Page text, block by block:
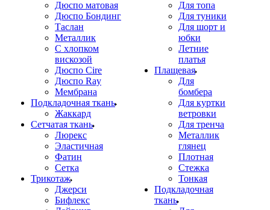
Дюспо матовая
Дюспо Бондинг
Таслан
Металлик
С хлопком
вискозой
Дюспо Cire
Дюспо Ray
Мембрана
Подкладочная ткань
Жаккард
Сетчатая ткань
Люрекс
Эластичная
Фатин
Сетка
Трикотаж
Джерси
Бифлекс
Для топа
Для туники
Для шорт и
юбки
Летние
платья
Плащевая
Для
бомбера
Для куртки
ветровки
Для тренча
Металлик
глянец
Плотная
Стежка
Тонкая
Подкладочная
ткань